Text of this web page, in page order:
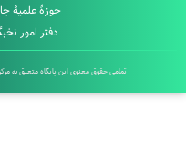
حوزۀ علمیۀ جامعه
دفتر امور نخبگان و
تمامی حقوق معنوی این پایگاه متعلق به مرکز امور نخبگان